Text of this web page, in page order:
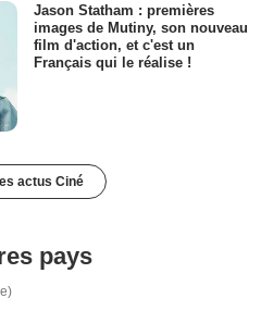
Jason Statham : premières
images de Mutiny, son nouveau
film d'action, et c'est un
Français qui le réalise !
actus Ciné
pays